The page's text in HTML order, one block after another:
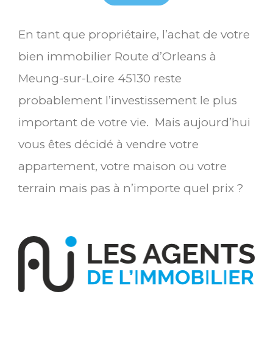
En tant que propriétaire, l’achat de votre
bien immobilier Route d’Orleans à
Meung-sur-Loire 45130 reste
probablement l’investissement le plus
important de votre vie. Mais aujourd’hui
vous êtes décidé à vendre votre
appartement, votre maison ou votre
terrain mais pas à n’importe quel prix ?